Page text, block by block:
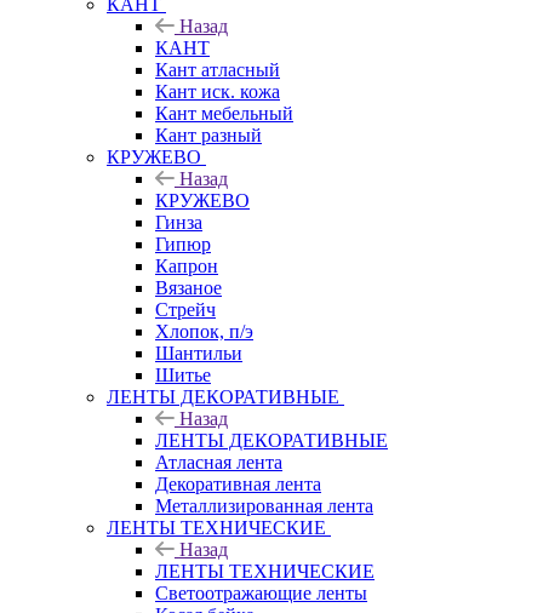
КАНТ
Назад
КАНТ
Кант атласный
Кант иск. кожа
Кант мебельный
Кант разный
КРУЖЕВО
Назад
КРУЖЕВО
Гинза
Гипюр
Капрон
Вязаное
Стрейч
Хлопок, п/э
Шантильи
Шитье
ЛЕНТЫ ДЕКОРАТИВНЫЕ
Назад
ЛЕНТЫ ДЕКОРАТИВНЫЕ
Атласная лента
Декоративная лента
Металлизированная лента
ЛЕНТЫ ТЕХНИЧЕСКИЕ
Назад
ЛЕНТЫ ТЕХНИЧЕСКИЕ
Светоотражающие ленты